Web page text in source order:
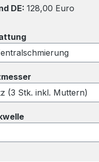
DE: 128,00 Euro
auswählen
auswählen